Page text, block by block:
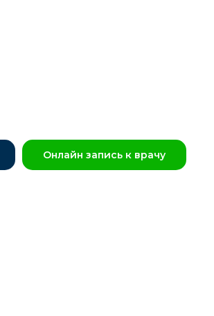
Онлайн запись к врачу